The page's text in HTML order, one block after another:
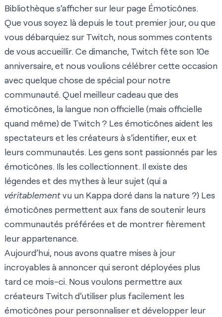
Bibliothèque s’afficher sur leur page Émoticônes.
Que vous soyez là depuis le tout premier jour, ou que
vous débarquiez sur Twitch, nous sommes contents
de vous accueillir. Ce dimanche, Twitch fête son 10e
anniversaire, et nous voulions célébrer cette occasion
avec quelque chose de spécial pour notre
communauté. Quel meilleur cadeau que des
émoticônes, la langue non officielle (mais officielle
quand même) de Twitch ? Les émoticônes aident les
spectateurs et les créateurs à s’identifier, eux et
leurs communautés. Les gens sont passionnés par les
émoticônes. Ils les collectionnent. Il existe des
légendes et des mythes à leur sujet (qui a
véritablementvu un Kappa doré dans la nature ?) Les
émoticônes permettent aux fans de soutenir leurs
communautés préférées et de montrer fièrement
leur appartenance.
Aujourd’hui, nous avons quatre mises à jour
incroyables à annoncer qui seront déployées plus
tard ce mois-ci. Nous voulons permettre aux
créateurs Twitch d’utiliser plus facilement les
émoticônes pour personnaliser et développer leur